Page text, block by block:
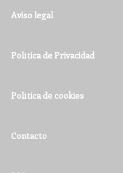
Aviso legal
Política de Privacidad
Política de cookies
Contacto